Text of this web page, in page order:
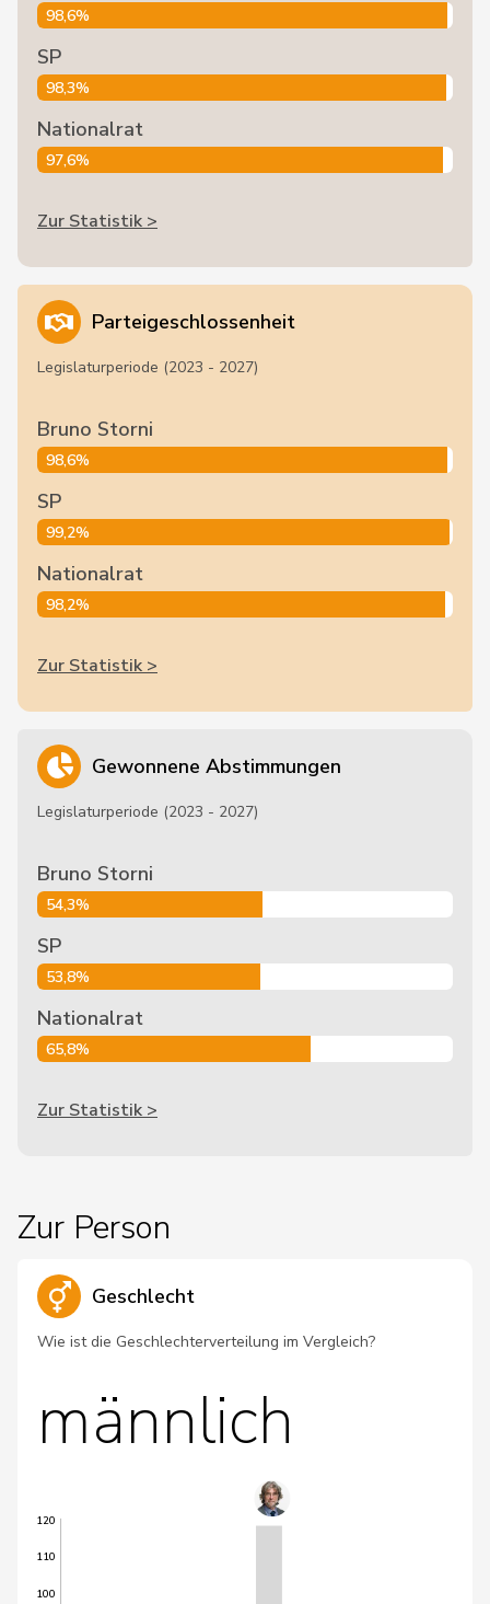
98,6%
SP
98,3%
Nationalrat
97,6%
Zur Statistik >
Parteigeschlossenheit
Legislaturperiode (2023 - 2027)
Bruno Storni
98,6%
SP
99,2%
Nationalrat
98,2%
Zur Statistik >
Gewonnene Abstimmungen
Legislaturperiode (2023 - 2027)
Bruno Storni
54,3%
SP
53,8%
Nationalrat
65,8%
Zur Statistik >
Zur Person
Geschlecht
Wie ist die Geschlechterverteilung im Vergleich?
männlich
100
110
120